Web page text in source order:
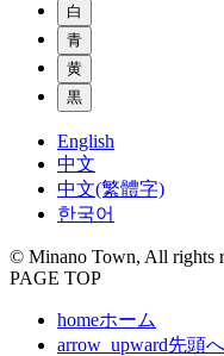
白
青
黄
黒
English
中文
中文(繁體字)
한국어
© Minano Town, All rights
PAGE TOP
homeホーム
arrow_upward先頭へ